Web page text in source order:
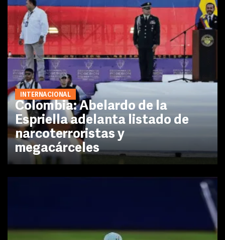
INTERNACIONAL
Colombia: Abelardo de la
Espriella adelanta listado de
narcoterroristas y
megacárceles